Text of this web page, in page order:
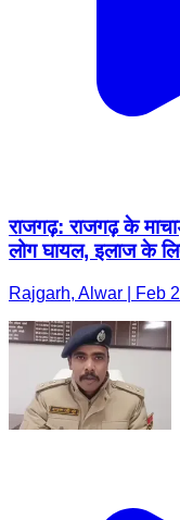
राजगढ़: राजगढ़ के
लोग घायल, इलाज के
Rajgarh, Alwar | Feb